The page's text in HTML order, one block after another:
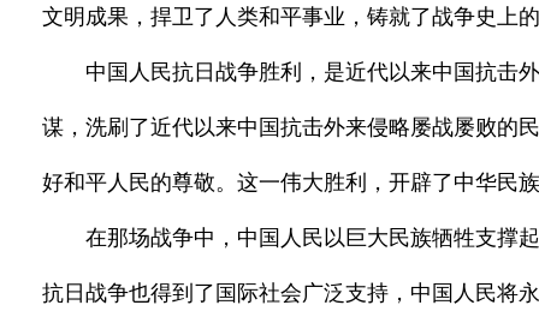
文明成果，捍卫了人类和平事业，铸就了战争史上
中国人民抗日战争胜利，是近代以来中国抗击
谋，洗刷了近代以来中国抗击外来侵略屡战屡败的
好和平人民的尊敬。这一伟大胜利，开辟了中华民
在那场战争中，中国人民以巨大民族牺牲支撑
抗日战争也得到了国际社会广泛支持，中国人民将